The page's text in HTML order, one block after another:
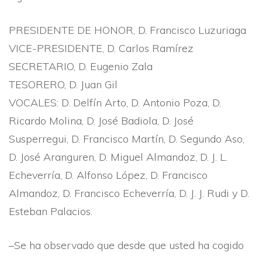
PRESIDENTE DE HONOR, D. Francisco Luzuriaga
VICE-PRESIDENTE, D. Carlos Ramí­rez
SECRETARIO, D. Eugenio Zala
TESORERO, D. Juan Gil
VOCALES: D. Delfí­n Arto, D. Antonio Poza, D.
Ricardo Molina, D. José Badiola, D. José
Susperregui, D. Francisco Martí­n, D. Segundo Aso,
D. José Aranguren, D. Miguel Almandoz, D. J. L.
Echeverrí­a, D. Alfonso López, D. Francisco
Almandoz, D. Francisco Echeverrí­a, D. J. J. Rudi y D.
Esteban Palacios.
–Se ha observado que desde que usted ha cogido